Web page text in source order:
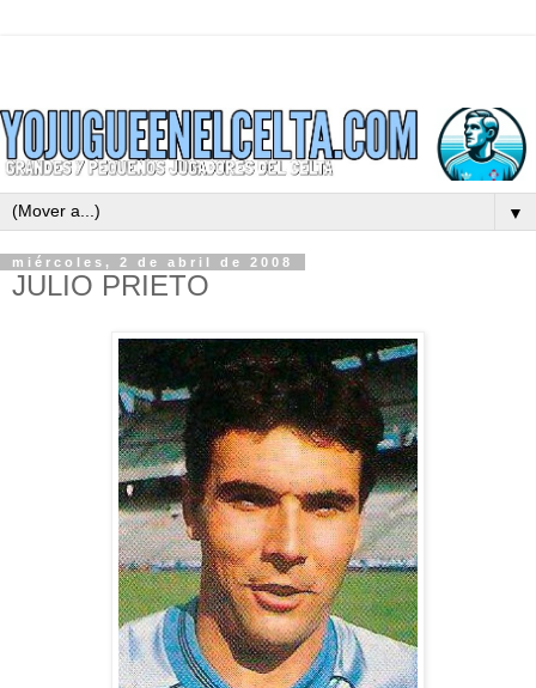
▼
miércoles, 2 de abril de 2008
JULIO PRIETO